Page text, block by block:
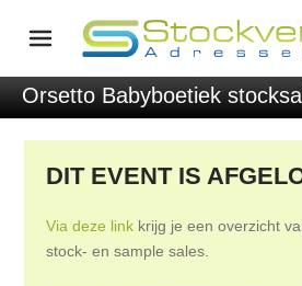
Orsetto Babyboetiek
DIT EVENT IS
Via deze link krijg je een overzicht
stock- en sample sales.